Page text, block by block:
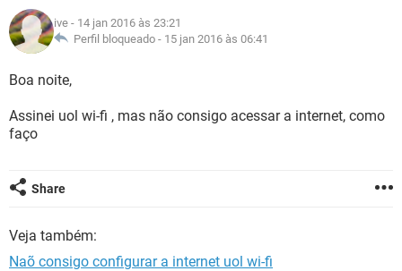
INSTAGRAM
GUIA DE COMPRAS
OUTLOOK
INSTAGRAM
GUIA DE COMPRAS
JOGOS
CELULAR FACEBOOK
GUIA DE COMPRAS
GLOSSÁRIO
JOGOS
CELULAR
OUTLOOK EXCEL
INSTAGRAM
ive - 14 jan 2016 às 23:21
Perfil bloqueado - 15 jan 2016 às 06:41
Boa noite,
Assinei uol wi-fi , mas não consigo acessar a internet, como
faço
Share
Veja também:
Naõ consigo configurar a internet uol wi-fi